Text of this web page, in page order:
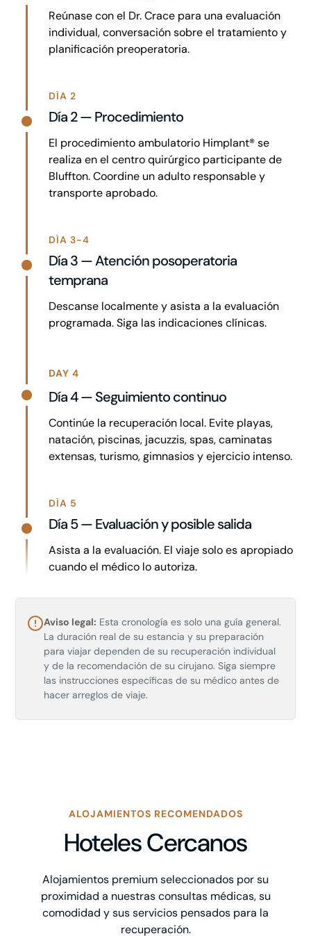
Reúnase con el Dr. Crace para una evaluación
individual, conversación sobre el tratamiento y
planificación preoperatoria.
DÍA 2
Día 2 — Procedimiento
El procedimiento ambulatorio Himplant® se
realiza en el centro quirúrgico participante de
Bluffton. Coordine un adulto responsable y
transporte aprobado.
DÍA 3-4
Día 3 — Atención posoperatoria
temprana
Descanse localmente y asista a la evaluación
programada. Siga las indicaciones clínicas.
DAY 4
Día 4 — Seguimiento continuo
Continúe la recuperación local. Evite playas,
natación, piscinas, jacuzzis, spas, caminatas
extensas, turismo, gimnasios y ejercicio intenso.
DÍA 5
Día 5 — Evaluación y posible salida
Asista a la evaluación. El viaje solo es apropiado
cuando el médico lo autoriza.
Aviso legal: Esta cronología es solo una guía general.
La duración real de su estancia y su preparación
para viajar dependen de su recuperación individual
y de la recomendación de su cirujano. Siga siempre
las instrucciones específicas de su médico antes de
hacer arreglos de viaje.
ALOJAMIENTOS RECOMENDADOS
Hoteles Cercanos
Alojamientos premium seleccionados por su
proximidad a nuestras consultas médicas, su
comodidad y sus servicios pensados para la
recuperación.